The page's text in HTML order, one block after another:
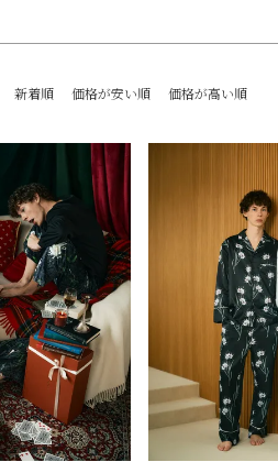
新着順 価格が安い順 価格が高い順